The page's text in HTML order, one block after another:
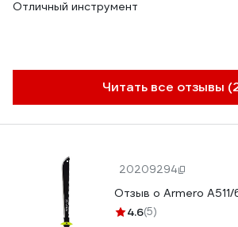
Читать все отзывы
20209294
Отзыв о Armero
4.6(5)